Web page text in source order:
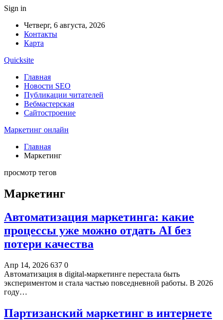
Sign in
Четверг, 6 августа, 2026
Контакты
Карта
Quicksite
Главная
Новости SEO
Публикации читателей
Вебмастерская
Сайтостроение
Маркетинг онлайн
Главная
Маркетинг
просмотр тегов
Маркетинг
Автоматизация маркетинга: какие
процессы уже можно отдать AI без
потери качества
Апр 14, 2026 637 0
Автоматизация в digital-маркетинге перестала быть
экспериментом и стала частью повседневной работы. В 2026
году…
Партизанский маркетинг в интернете